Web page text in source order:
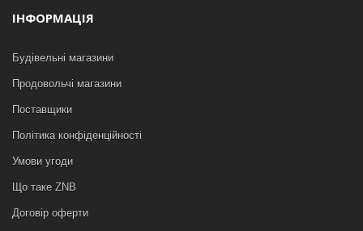
ІНФОРМАЦІЯ
Будівельні магазини
Продовольчі магазини
Поставщики
Політика конфіденційності
Умови угоди
Що таке ZNB
Договір оферти